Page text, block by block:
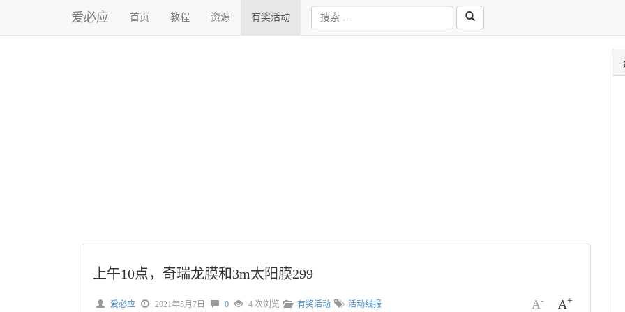
爱必应 首页 教程 资源 有奖活动
上午10点，奇瑞龙膜和3m太阳膜299
A- A+
爱必应 2021年5月7日 0 4 次浏览 有奖活动 活动线报